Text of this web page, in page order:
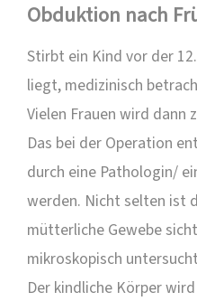
Obduktion nach
Stirbt ein Kind vor der
liegt, medizinisch
Vielen Frauen wird dann
Das bei der Operation
durch eine Pathologin/
werden. Nicht selten ist
mütterliche Gewebe
mikroskopisch
Der kindliche Körper